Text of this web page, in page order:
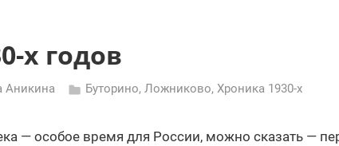
х годов
Аникина Буторино,Ложниково,Хроника 1930-х
— особое время для России, можно сказать —